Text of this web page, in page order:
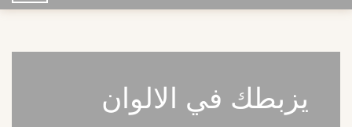
للتصفح
يزبطك في الالوان